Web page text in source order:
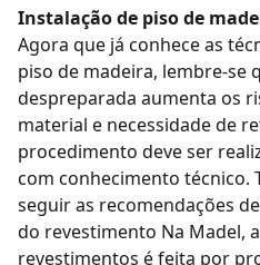
Instalação de piso de
Agora que já conhece as
piso de madeira, lembre-se
despreparada aumenta os
material e necessidade de
procedimento deve ser
com conhecimento técnico.
seguir as recomendações
do revestimento Na Madel,
revestimentos é feita por